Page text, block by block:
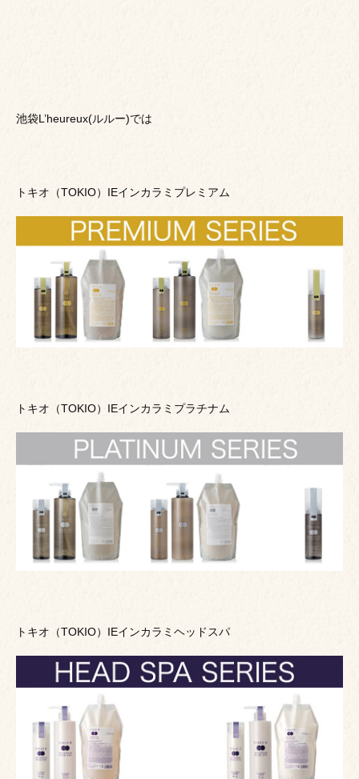
池袋L’heureux(ルルー)では
トキオ（TOKIO）IEインカラミプレミアム
トキオ（TOKIO）IEインカラミプラチナム
トキオ（TOKIO）IEインカラミヘッドスパ